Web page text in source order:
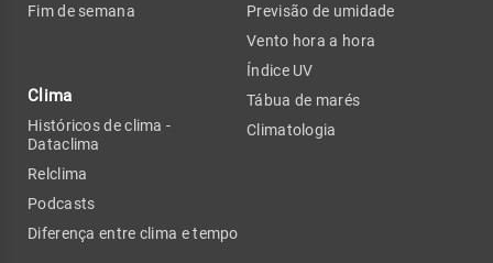
Fim de semana
Clima
Históricos de clima -
Dataclima
Relclima
Podcasts
Diferença entre clima e tempo
Previsão de umidade
Vento hora a hora
Índice UV
Tábua de marés
Climatologia